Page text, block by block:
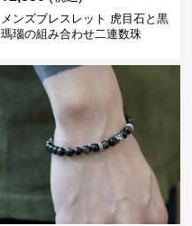
メンズブレスレット 虎目石と黒
瑪瑙の組み合わせ二連数珠